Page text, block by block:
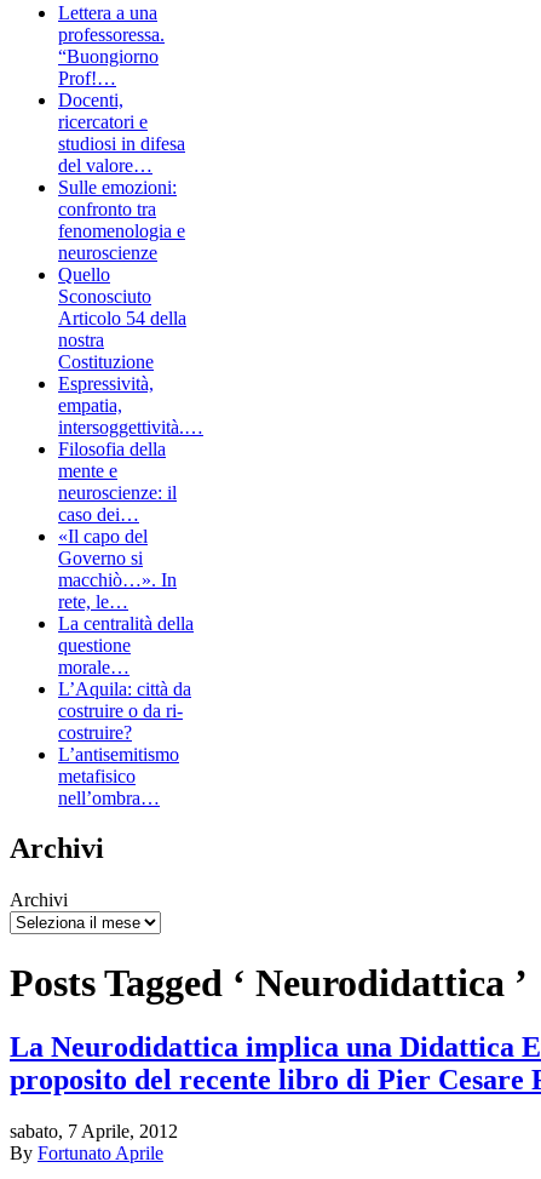
Lettera a una
professoressa.
“Buongiorno
Prof!…
Docenti,
ricercatori e
studiosi in difesa
del valore…
Sulle emozioni:
confronto tra
fenomenologia e
neuroscienze
Quello
Sconosciuto
Articolo 54 della
nostra
Costituzione
Espressività,
empatia,
intersoggettività.…
Filosofia della
mente e
neuroscienze: il
caso dei…
«Il capo del
Governo si
macchiò…». In
rete, le…
La centralità della
questione
morale…
L’Aquila: città da
costruire o da ri-
costruire?
L’antisemitismo
metafisico
nell’ombra…
Archivi
Archivi
Posts Tagged ‘ Neurodidattica ’
La Neurodidattica implica una Didattica
proposito del recente libro di Pier Cesare
sabato, 7 Aprile, 2012
By Fortunato Aprile